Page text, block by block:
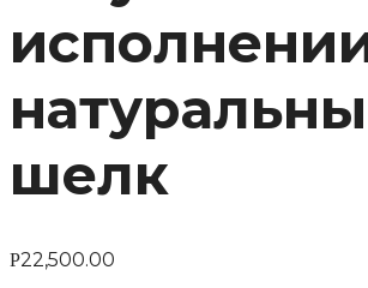
шелк
Р22,500.00